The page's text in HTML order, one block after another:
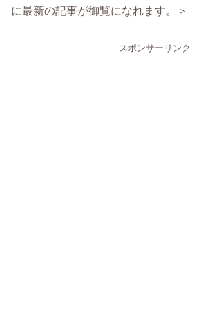
に最新の記事が御覧になれます。＞
スポンサーリンク